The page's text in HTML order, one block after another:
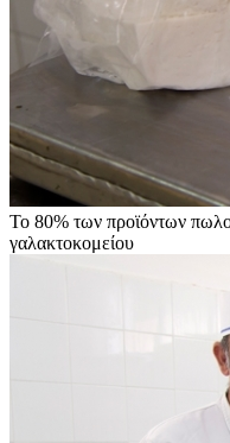
Το 80% των προϊόντων
γαλακτοκομείου